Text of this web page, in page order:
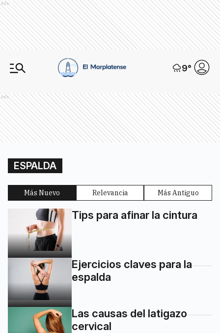
Ads
9°
Ads
ESPALDA
Más Nuevo Relevancia Más Antiguo
Tips para afinar la cintura
Ejercicios claves para la
espalda
Las causas del latigazo
cervical